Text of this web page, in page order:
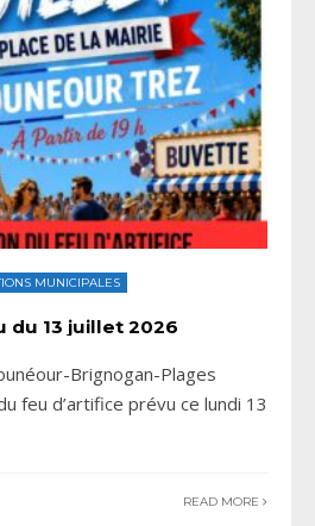
MUNICIPALES
du 13 juillet 2026
Brignogan-Plages
feu d’artifice prévu ce lundi 13
READ MORE